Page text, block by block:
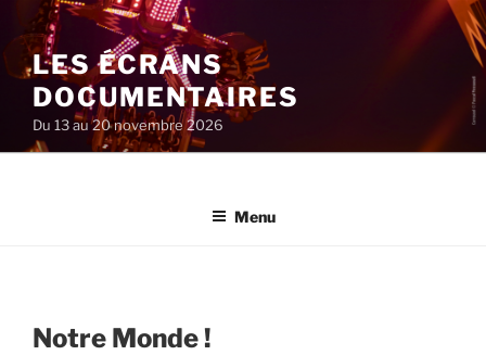
au
contenu
principal
LES ÉCRANS
DOCUMENTAIRES
Du 13 au 20 novembre 2026
Menu
Notre Monde !